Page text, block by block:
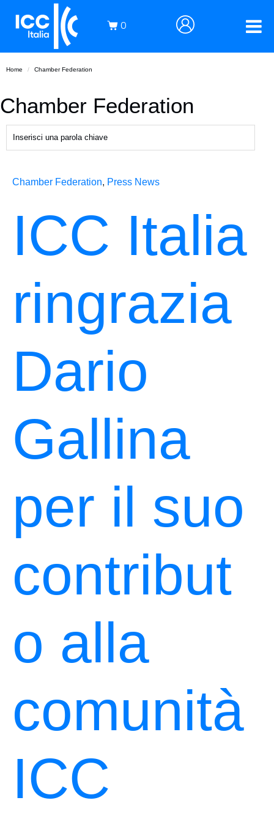
0
Home Chamber Federation
Chamber Federation
Chamber Federation, Press News
ICC Italia
ringrazia
Dario
Gallina
per il suo
contribut
o alla
comunità
ICC